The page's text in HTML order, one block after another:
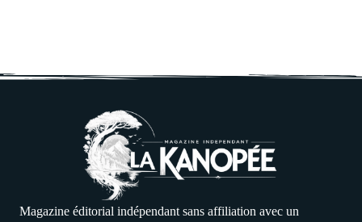
Magazine éditorial indépendant sans affiliation avec un